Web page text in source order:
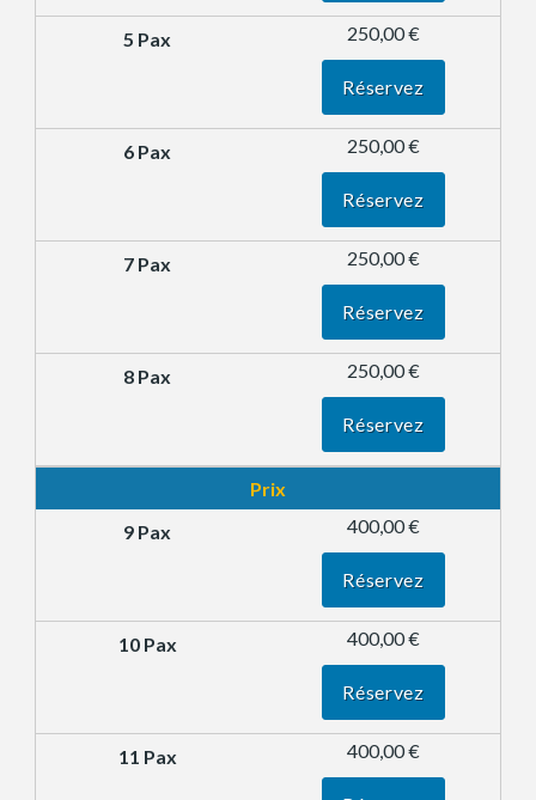
250,00 €
Réservez
250,00 €
Réservez
250,00 €
Réservez
250,00 €
Réservez
Prix
400,00 €
Réservez
400,00 €
Réservez
400,00 €